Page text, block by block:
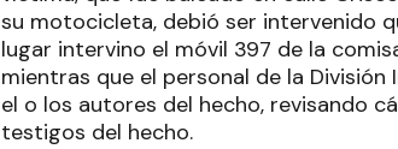
su motocicleta, debió ser intervenido
lugar intervino el móvil 397 de la
mientras que el personal de la
el o los autores del hecho, revisando
testigos del hecho.